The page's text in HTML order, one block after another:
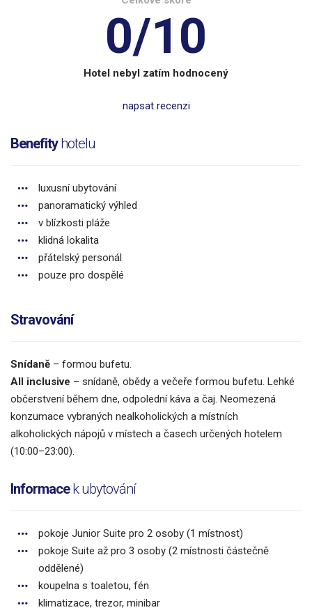
0/10
Hotel nebyl zatím hodnocený
napsat recenzi
Benefityhotelu
luxusní ubytování
panoramatický výhled
v blízkosti pláže
klidná lokalita
přátelský personál
pouze pro dospělé
Stravování
Snídaně – formou bufetu.
All inclusive – snídaně, obědy a večeře formou bufetu. Lehké
občerstvení během dne, odpolední káva a čaj. Neomezená
konzumace vybraných nealkoholických a místních
alkoholických nápojů v místech a časech určených hotelem
(10:00–23:00).
Informacek ubytování
pokoje Junior Suite pro 2 osoby (1 místnost)
pokoje Suite až pro 3 osoby (2 místnosti částečně
oddělené)
koupelna s toaletou, fén
klimatizace, trezor, minibar